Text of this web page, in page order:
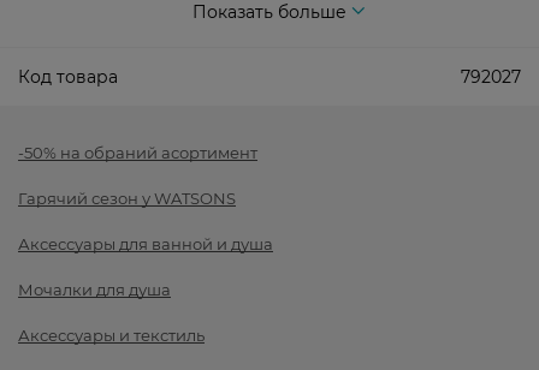
Показать больше
Код товара 792027
-50% на обраний асортимент
Гарячий сезон у WATSONS
Аксессуары для ванной и душа
Мочалки для душа
Аксессуары и текстиль